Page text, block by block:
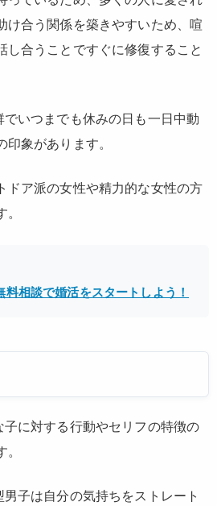
け合う関係を築きやすいため、喧
し合うことですぐに修復すること
いつまでも休みの日も一日中動
印象があります。
ドア派の女性や精力的な女性の方
料相談で婚活をスタートしよう！
に対する行動やセリフの特徴の
男子は自分の気持ちをストレート